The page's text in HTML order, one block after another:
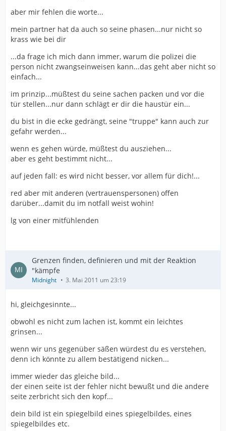
aber mir fehlen die worte...
mein partner hat da auch so seine phasen...nur nicht so
krass wie bei dir
...da frage ich mich dann immer, warum die polizei die
person nicht zwangseinweisen kann...das geht aber nicht so
einfach...
im prinzip...müßtest du seine sachen packen und vor die
tür stellen...nur dann schlägt er dir die haustür ein...
du bist in die ecke gedrängt, seine "truppe" kann auch zur
gefahr werden...
wenn es gehen würde, müßtest du ausziehen...
aber es geht bestimmt nicht...
auf jeden fall: es wird nicht besser, vor allem für dich!...
red aber mit anderen (vertrauenspersonen) offen
darüber...damit du im notfall weist wohin!
lg von einer mitfühlenden
Grenzen finden, definieren und mit der Reaktion
"kämpfe
Midnight 3. Mai 2011 um 23:19
hi, gleichgesinnte...
obwohl es nicht zum lachen ist, kommt ein leichtes
grinsen...
wenn wir uns gegenüber säßen würdest du es verstehen,
denn ich könnte zu allem bestätigend nicken...
immer wieder das gleiche bild...
der einen seite ist der fehler nicht bewußt und die andere
seite zerbricht sich den kopf...
dein bild ist ein spiegelbild eines spiegelbildes, eines
spiegelbildes etc.